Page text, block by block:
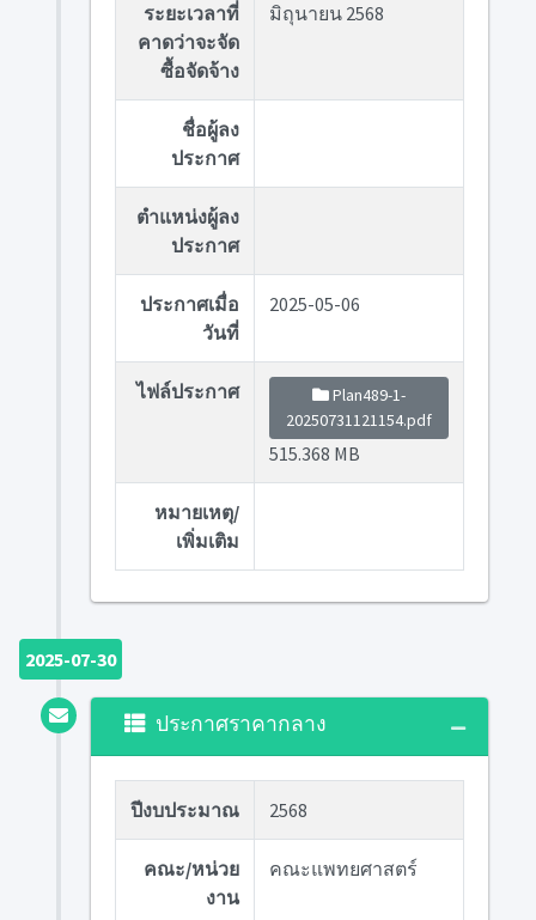
ระยะเวลาที่
คาดว่าจะจัด
ซื้อจัดจ้าง
มิถุนายน 2568
ชื่อผู้ลง
ประกาศ
ตำแหน่งผู้ลง
ประกาศ
ประกาศเมื่อ
วันที่
2025-05-06
ไฟล์ประกาศ
Plan489-1-
20250731121154.pdf
515.368 MB
หมายเหตุ/
เพิ่มเติม
2025-07-30
ประกาศราคากลาง
ปีงบประมาณ 2568
คณะ/หน่วย
งาน
คณะแพทยศาสตร์